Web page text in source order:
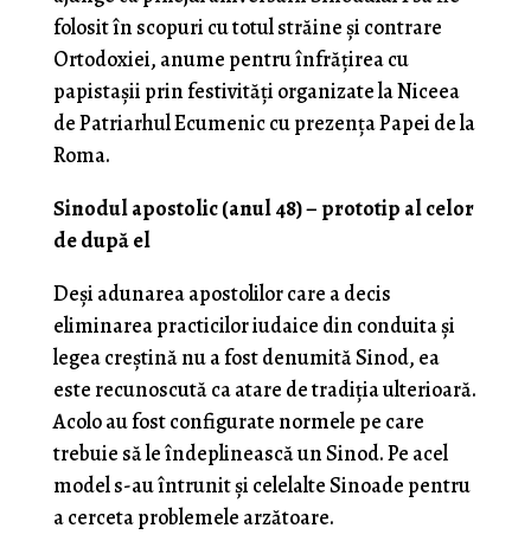
folosit în scopuri cu totul străine și contrare
Ortodoxiei, anume pentru înfrățirea cu
papistașii prin festivități organizate la Niceea
de Patriarhul Ecumenic cu prezența Papei de la
Roma.
Sinodul apostolic (anul 48) – prototip al celor
de după el
Deși adunarea apostolilor care a decis
eliminarea practicilor iudaice din conduita și
legea creștină nu a fost denumită Sinod, ea
este recunoscută ca atare de tradiția ulterioară.
Acolo au fost configurate normele pe care
trebuie să le îndeplinească un Sinod. Pe acel
model s-au întrunit și celelalte Sinoade pentru
a cerceta problemele arzătoare.